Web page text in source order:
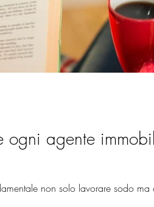
agente
non solo lavorare sodo